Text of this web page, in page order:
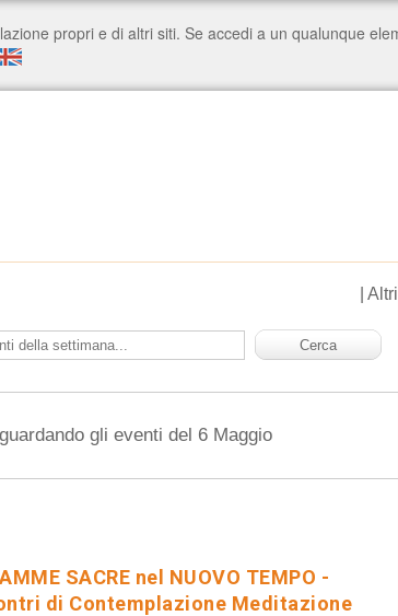
Altri
gli eventi del 6 Maggio
SACRE nel NUOVO TEMPO -
di Contemplazione Meditazione